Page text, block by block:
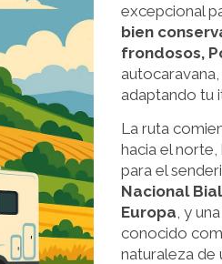
excepcional
bien
frondosos,
adaptando tu
La ruta
hacia el
para el
Nacional
Europa , y
conocido
naturaleza de